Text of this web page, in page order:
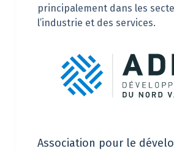
principalement dans les
l’industrie et des services.
Association pour le